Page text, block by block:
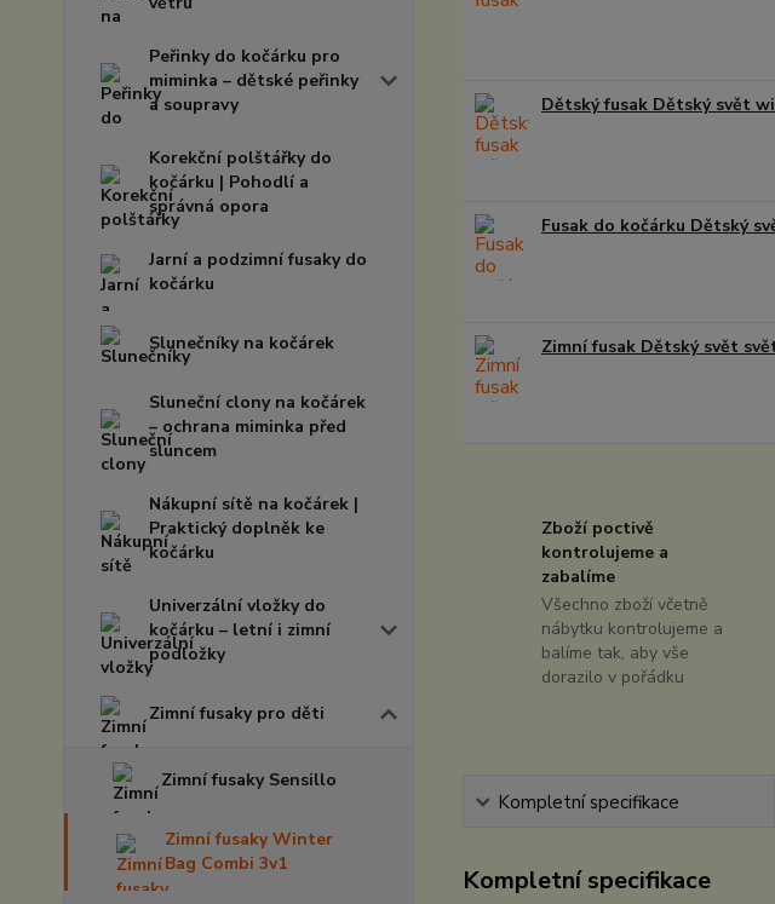
Peřinky do kočárku pro
miminka – dětské peřinky
a soupravy
Korekční polštářky do
kočárku | Pohodlí a
správná opora
Jarní a podzimní fusaky do
kočárku
Slunečníky na kočárek
Sluneční clony na kočárek
– ochrana miminka před
sluncem
Nákupní sítě na kočárek |
Praktický doplněk ke
kočárku
Univerzální vložky do
kočárku – letní i zimní
podložky
Zimní fusaky pro děti
Zimní fusaky Sensillo
Zimní fusaky Winter
Bag Combi 3v1
Dětský fusak Dětský svět
Fusak do kočárku Dětský
Zimní fusak Dětský svět
Zboží poctivě
kontrolujeme a
zabalíme
Všechno zboží včetně
nábytku kontrolujeme a
balíme tak, aby vše
dorazilo v pořádku
Kompletní specifikace
Kompletní specifikace